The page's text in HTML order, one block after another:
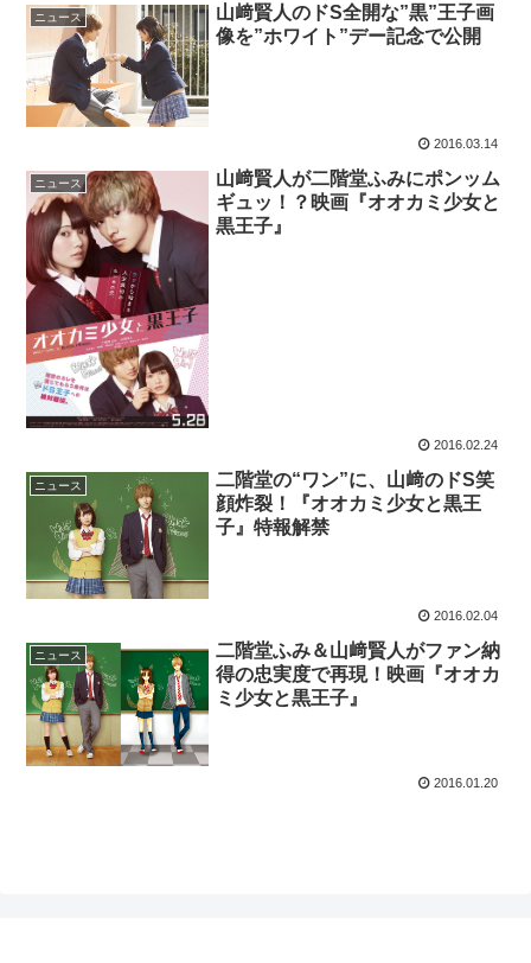
ニュース
山﨑賢人のドS全開な”黒”王子画
像を”ホワイト”デー記念で公開
2016.03.14
ニュース
山﨑賢人が二階堂ふみにポンッム
ギュッ！？映画『オオカミ少女と
黒王子』
2016.02.24
ニュース
二階堂の“ワン”に、山﨑のドS笑
顔炸裂！『オオカミ少女と黒王
子』特報解禁
2016.02.04
ニュース
二階堂ふみ＆山﨑賢人がファン納
得の忠実度で再現！映画『オオカ
ミ少女と黒王子』
2016.01.20